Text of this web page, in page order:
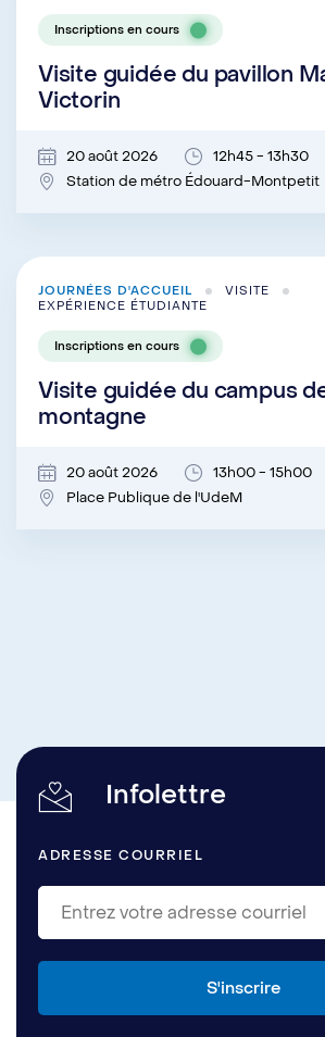
Inscriptions en cours
Visite guidée du pavillon
Victorin
20 août 2026
12h45 - 13h30
Station de métro Édouard-Montpetit
JOURNÉES D'ACCUEIL
VISITE
EXPÉRIENCE ÉTUDIANTE
Inscriptions en cours
Visite guidée du campus
montagne
20 août 2026
13h00 - 15h00
Place Publique de l'UdeM
Infolettre
ADRESSE COURRIEL